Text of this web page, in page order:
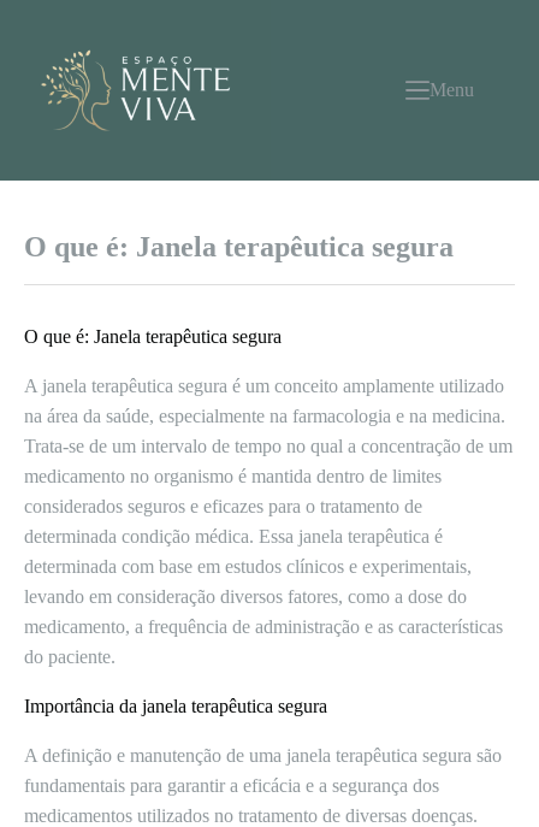
conteúdo
Menu
O que é: Janela terapêutica segura
O que é: Janela terapêutica segura
A janela terapêutica segura é um conceito amplamente utilizado
na área da saúde, especialmente na farmacologia e na medicina.
Trata-se de um intervalo de tempo no qual a concentração de um
medicamento no organismo é mantida dentro de limites
considerados seguros e eficazes para o tratamento de
determinada condição médica. Essa janela terapêutica é
determinada com base em estudos clínicos e experimentais,
levando em consideração diversos fatores, como a dose do
medicamento, a frequência de administração e as características
do paciente.
Importância da janela terapêutica segura
A definição e manutenção de uma janela terapêutica segura são
fundamentais para garantir a eficácia e a segurança dos
medicamentos utilizados no tratamento de diversas doenças.